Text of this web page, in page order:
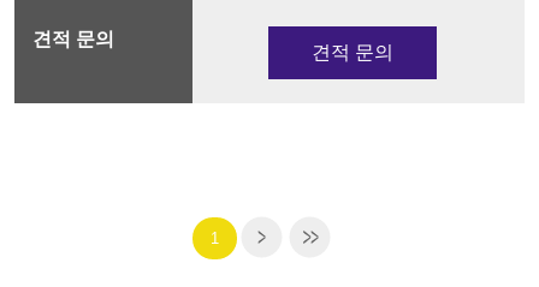
견적 문의
1